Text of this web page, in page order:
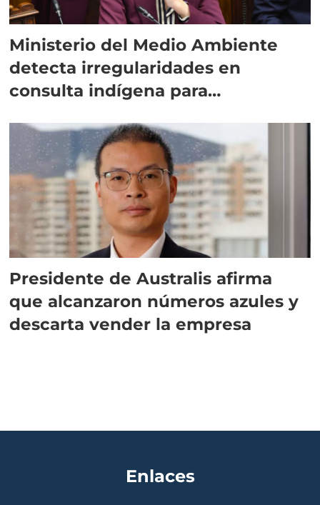
Ministerio del Medio Ambiente
detecta irregularidades en
consulta indígena para
Presidente de Australis afirma
que alcanzaron números azules y
descarta vender la empresa
Enlaces